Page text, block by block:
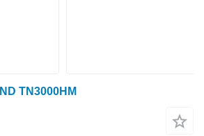
TN3000HM